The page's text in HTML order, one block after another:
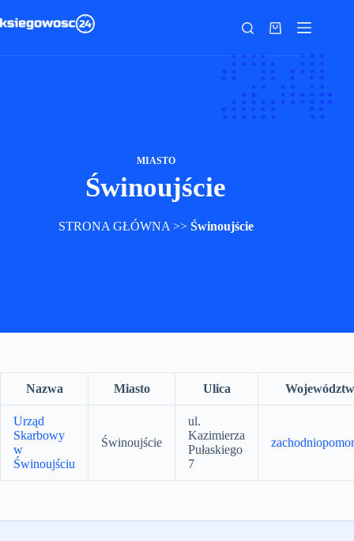
do
Koszyk
MIASTO
Świnoujście
STRONA GŁÓWNA >> Świnoujście
Nazwa Miasto Ulica
Urząd
Skarbowy
w
Świnoujściu
Świnoujście
ul.
Kazimierza
Pułaskiego
7